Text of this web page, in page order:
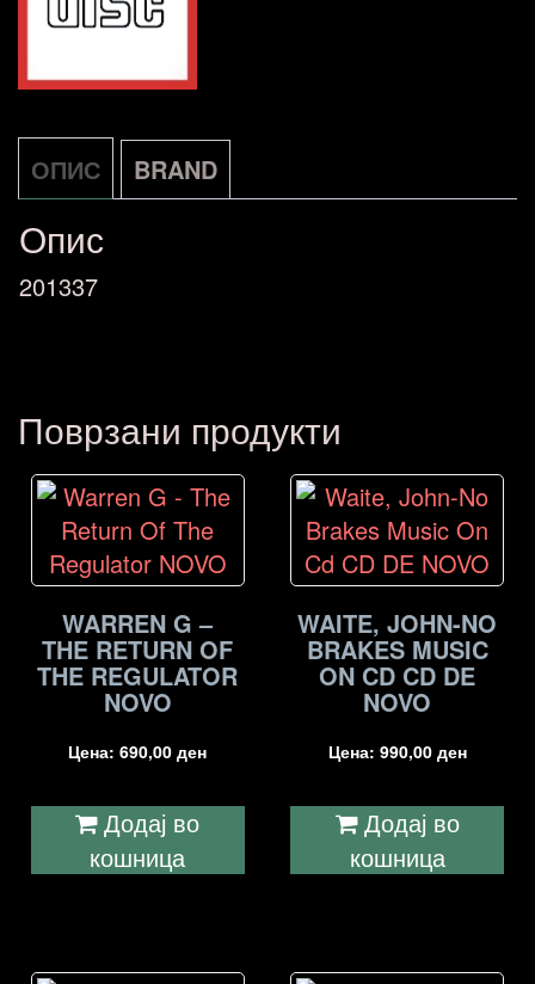
количина
ОПИС BRAND
Опис
201337
Поврзани продукти
WARREN G –
THE RETURN OF
THE REGULATOR
NOVO
Цена:690,00ден
Додај во
кошница
WAITE, JOHN-NO
BRAKES MUSIC
ON CD CD DE
NOVO
Цена: 990,00 ден
Додај во
кошница